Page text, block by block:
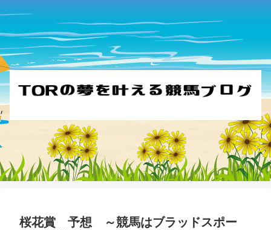
桜花賞 予想 ～競馬はブラッドスポー